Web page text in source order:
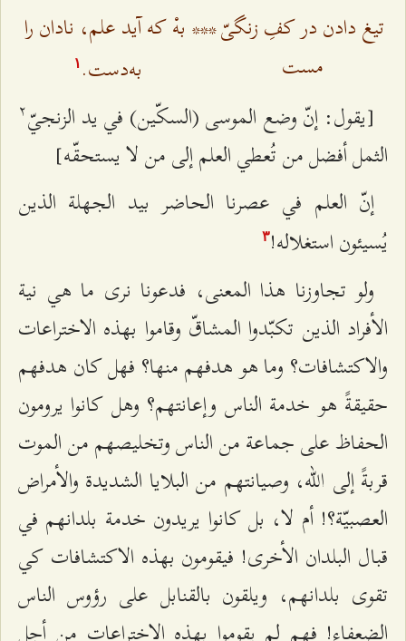
تیغ دادن در کفِ زنگیّ
مست
*** بهْ که آید علم، نادان را
به‌دست. ۱
[يقول: إنّ وضع الموسى (السكّين) في يد الزنجيّ٢
الثمل أفضل من تُعطي العلم إلى من لا يستحقّه]
إنّ العلم في عصرنا الحاضر بيد الجهلة الذين
يُسيئون استغلاله!٣
ولو تجاوزنا هذا المعنى، فدعونا نرى ما هي نية
الأفراد الذين تكبّدوا المشاقّ وقاموا بهذه الاختراعات
والاكتشافات؟ وما هو هدفهم منها؟ فهل كان هدفهم
حقيقةً هو خدمة الناس وإعانتهم؟ وهل كانوا يرومون
الحفاظ على جماعة من الناس وتخليصهم من الموت
قربةً ‌إلى ‌الله، وصيانتهم من البلايا الشديدة والأمراض
العصبيّة؟! أم لا، بل كانوا يريدون خدمة بلدانهم في
قبال البلدان الأخرى! فيقومون بهذه الاكتشافات كي
تقوى بلدانهم، ويلقون بالقنابل على رؤوس الناس
الضعفاء! فهم لم يقوموا بهذه الاختراعات من أجل